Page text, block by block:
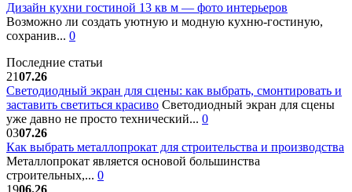
Дизайн кухни гостиной 13 кв м — фото интерьеров
Возможно ли создать уютную и модную кухню-гостиную,
сохранив... 0
Последние статьи
2107.26
Светодиодный экран для сцены: как выбрать, смонтировать и
заставить светиться красиво Светодиодный экран для сцены
уже давно не просто технический... 0
0307.26
Как выбрать металлопрокат для строительства и производства
Металлопрокат является основой большинства
строительных,... 0
1906.26